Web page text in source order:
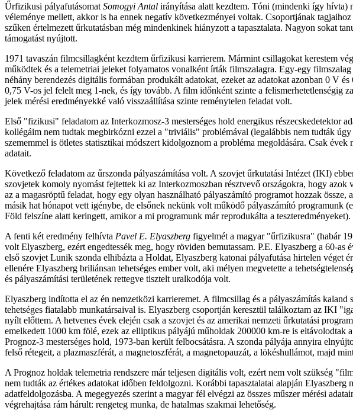
Űrfizikusi pályafutásomat Somogyi Antal irányítása alatt kezdtem. Tóni (mindenki így hívta)
véleménye mellett, akkor is ha ennek negatív következményei voltak. Csoportjának
szűken értelmezett űrkutatásban még mindenkinek hiányzott a tapasztalata. Nagyon sokat
támogatást nyújtott.
1971 tavaszán filmcsillagként kezdtem űrfizikusi karrierem. Mármint csillagokat kerestem
működtek és a telemetriai jeleket folyamatos vonalként írták filmszalagra. Egy-egy
néhány berendezés digitális formában produkált adatokat, ezeket az adatokat azonban 0
0,75 V-os jel felelt meg 1-nek, és így tovább. A film időnként szinte a
jelek mérési eredményekké való visszaállítása szinte reménytelen feladat volt.
Első "fizikusi" feladatom az Interkozmosz-3 mesterséges hold energikus részecskedetektor
kollégáim nem tudtak megbirkózni ezzel a "triviális" problémával (legalábbis nem tudták
szememmel is ötletes statisztikai módszert kidolgoznom a probléma megoldására. Csak
adatait.
Következő feladatom az űrszonda pályaszámítása volt. A szovjet űrkutatási Intézet (IKI)
szovjetek komoly nyomást fejtettek ki az Interkozmoszban résztvevő országokra, hogy
az a magasröptű feladat, hogy egy olyan használható pályaszámító programot hozzak
másik hat hónapot vett igénybe, de elsőnek nekünk volt működő pályaszámító programunk
Föld felszíne alatt keringett, amikor a mi programunk már reprodukálta a teszteredményeket).
A fenti két eredmény felhívta Pavel E. Elyaszberg figyelmét a magyar "űrfizikusra" (habár
volt Elyaszberg, ezért engedtessék meg, hogy röviden bemutassam. P.E. Elyaszberg a 60-
első szovjet Lunik szonda elhibázta a Holdat, Elyaszberg katonai pályafutása hirtelen véget
ellenére Elyaszberg briliánsan tehetséges ember volt, aki mélyen megvetette a
és pályaszámítási területének rettegve tisztelt uralkodója volt.
Elyaszberg indította el az én nemzetközi karrieremet. A filmcsillag és a pályaszámítás
tehetséges fiatalabb munkatársaival is. Elyaszberg csoportján keresztül találkoztam az IKI
nyílt előttem. A hetvenes évek elején csak a szovjet és az amerikai nemzeti űrkutatási
emelkedett 1000 km fölé, ezek az elliptikus pályájú műholdak 200000 km-re is eltávolodtak
Prognoz-3 mesterséges hold, 1973-ban került felbocsátásra. A szonda pályája annyira
felső rétegeit, a plazmaszférát, a magnetoszférát, a magnetopauzát, a lökéshullámot, majd
A Prognoz holdak telemetria rendszere már teljesen digitális volt, ezért nem volt szükség
nem tudták az értékes adatokat időben feldolgozni. Korábbi tapasztalatai alapján Elyaszberg
adatfeldolgozásba. A megegyezés szerint a magyar fél elvégzi az összes műszer mérési
végrehajtása rám hárult: rengeteg munka, de hatalmas szakmai lehetőség.